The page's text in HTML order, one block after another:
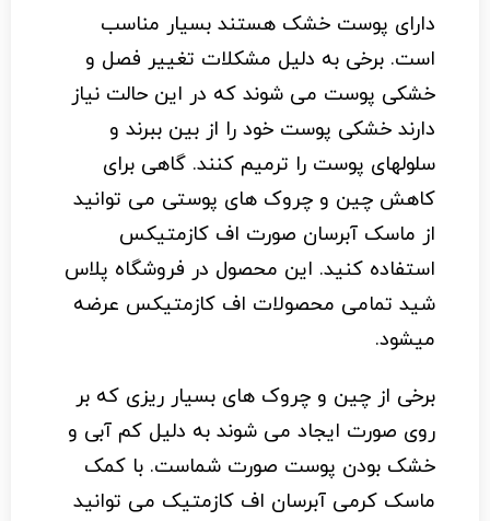
دارای پوست خشک هستند بسیار مناسب
است. برخی به دلیل مشکلات تغییر فصل و
خشکی پوست می شوند که در این حالت نیاز
دارند خشکی پوست خود را از بین ببرند و
سلولهای پوست را ترمیم کنند. گاهی برای
کاهش چین و چروک های پوستی می توانید
از ماسک آبرسان صورت اف کازمتیکس
استفاده کنید. این محصول در فروشگاه پلاس
شید تمامی محصولات اف کازمتیکس عرضه
میشود.
برخی از چین و چروک های بسیار ریزی که بر
روی صورت ایجاد می شوند به دلیل کم آبی و
خشک بودن پوست صورت شماست. با کمک
ماسک کرمی آبرسان اف کازمتیک می توانید